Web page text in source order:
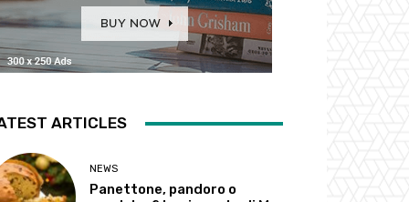
ARTICLES
NEWS
Panettone, pandoro o